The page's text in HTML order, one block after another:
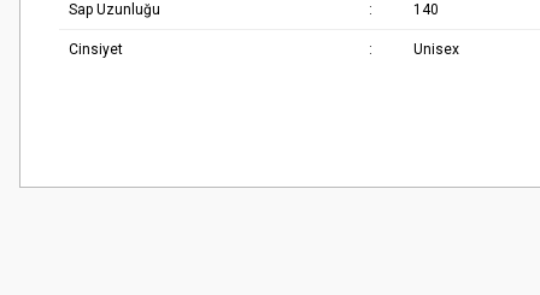
Sap Uzunluğu : 140
Cinsiyet : Unisex
Görüş ve önerileriniz için teşekkür ederiz.